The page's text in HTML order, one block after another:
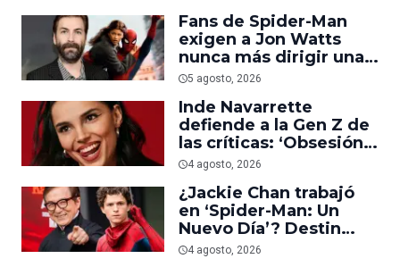
Fans de Spider-Man
exigen a Jon Watts
nunca más dirigir una
película del personaje
5 agosto, 2026
Inde Navarrette
defiende a la Gen Z de
las críticas: ‘Obsesión
es prueba de que los
4 agosto, 2026
¿Jackie Chan trabajó
en ‘Spider-Man: Un
Nuevo Día’? Destin
Daniel Cretton aclara el
4 agosto, 2026